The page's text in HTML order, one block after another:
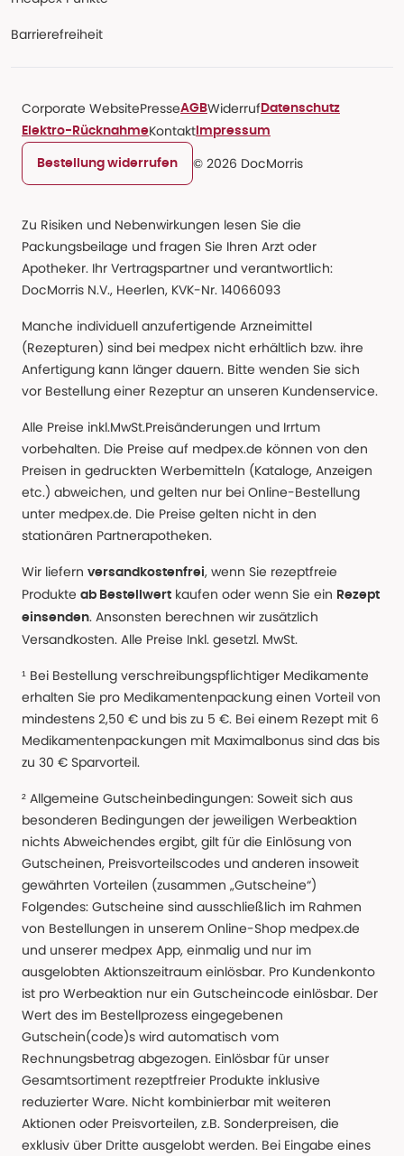
Barrierefreiheit
Corporate WebsitePresseAGBWiderruf Datenschutz
Elektro-RücknahmeKontakt Impressum
Bestellung widerrufen © 2026 DocMorris
Zu Risiken und Nebenwirkungen lesen Sie die
Packungsbeilage und fragen Sie Ihren Arzt oder
Apotheker. Ihr Vertragspartner und verantwortlich:
DocMorris N.V., Heerlen, KVK-Nr. 14066093
Manche individuell anzufertigende Arzneimittel
(Rezepturen) sind bei medpex nicht erhältlich bzw. ihre
Anfertigung kann länger dauern. Bitte wenden Sie sich
vor Bestellung einer Rezeptur an unseren Kundenservice.
Alle Preise inkl.MwSt.Preisänderungen und Irrtum
vorbehalten. Die Preise auf medpex.de können von den
Preisen in gedruckten Werbemitteln (Kataloge, Anzeigen
etc.) abweichen, und gelten nur bei Online-Bestellung
unter medpex.de. Die Preise gelten nicht in den
stationären Partnerapotheken.
Wir liefern versandkostenfrei, wenn Sie rezeptfreie
Produkte ab Bestellwert kaufen oder wenn Sie ein Rezept
einsenden. Ansonsten berechnen wir zusätzlich
Versandkosten. Alle Preise Inkl. gesetzl. MwSt.
¹ Bei Bestellung verschreibungspflichtiger Medikamente
erhalten Sie pro Medikamentenpackung einen Vorteil von
mindestens 2,50 € und bis zu 5 €. Bei einem Rezept mit 6
Medikamentenpackungen mit Maximalbonus sind das bis
zu 30 € Sparvorteil.
² Allgemeine Gutscheinbedingungen: Soweit sich aus
besonderen Bedingungen der jeweiligen Werbeaktion
nichts Abweichendes ergibt, gilt für die Einlösung von
Gutscheinen, Preisvorteilscodes und anderen insoweit
gewährten Vorteilen (zusammen „Gutscheine“)
Folgendes: Gutscheine sind ausschließlich im Rahmen
von Bestellungen in unserem Online-Shop medpex.de
und unserer medpex App, einmalig und nur im
ausgelobten Aktionszeitraum einlösbar. Pro Kundenkonto
ist pro Werbeaktion nur ein Gutscheincode einlösbar. Der
Wert des im Bestellprozess eingegebenen
Gutschein(code)s wird automatisch vom
Rechnungsbetrag abgezogen. Einlösbar für unser
Gesamtsortiment rezeptfreier Produkte inklusive
reduzierter Ware. Nicht kombinierbar mit weiteren
Aktionen oder Preisvorteilen, z.B. Sonderpreisen, die
exklusiv über Dritte ausgelobt werden. Bei Eingabe eines